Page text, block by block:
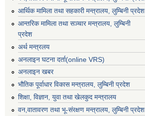
आर्थिक मामिला तथा सहकारी मन्त्रालय, लुम्बिनी प्रदेश
आन्तरिक मामिला तथा सञ्चार मन्त्रालय, लुम्बिनी
प्रदेश
अर्थ मन्त्रलय
अनलाइन घटना दर्ता(online VRS)
अनलाइन खबर
भौतिक पूर्वाधार विकास मन्त्रालय, लुम्बिनी प्रदेश
शिक्षा, विज्ञान, युवा तथा खेलकुद मन्‍‍त्रालय
वन,वातावरण तथा भू-संरक्षण मन्त्रालय, लुम्बिनी प्रदेश